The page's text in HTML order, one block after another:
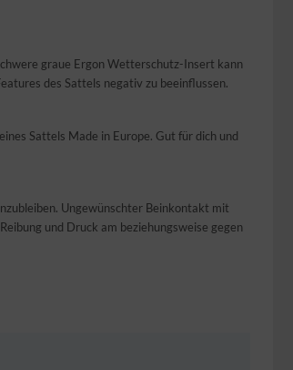
graue Ergon Wetterschutz-Insert kann
des Sattels negativ zu beeinflussen.
Sattels Made in Europe. Gut für dich und
Ungewünschter Beinkontakt mit
und Druck am beziehungsweise gegen